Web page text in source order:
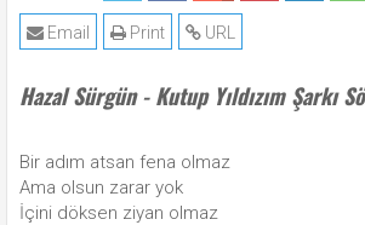
URL
Print
Email
Hazal Sürgün - Kutup Yıldızım Şarkı
Bir adım atsan fena olmaz
Ama olsun zarar yok
İçini döksen ziyan olmaz